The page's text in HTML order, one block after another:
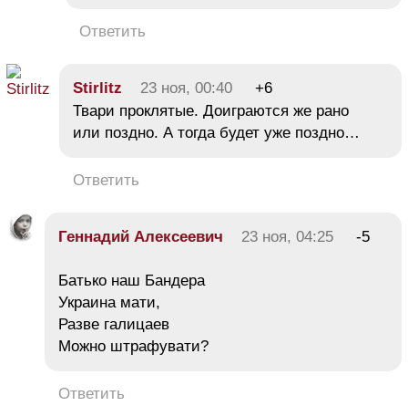
Ответить
Stirlitz 23 ноя, 00:40
+6
Твари проклятые. Доиграются же рано
или поздно. А тогда будет уже поздно…
Ответить
Геннадий Алексеевич 23 ноя, 04:25 -5
Батько наш Бандера
Украина мати,
Разве галицаев
Можно штрафувати?
Ответить